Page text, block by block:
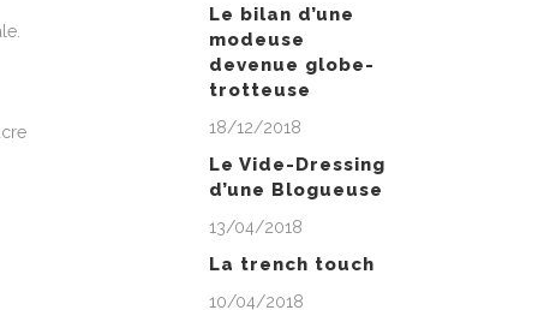
Le bilan d’une
modeuse
devenue globe-
trotteuse
18/12/2018
Le Vide-Dressing
d’une Blogueuse
13/04/2018
La trench touch
10/04/2018